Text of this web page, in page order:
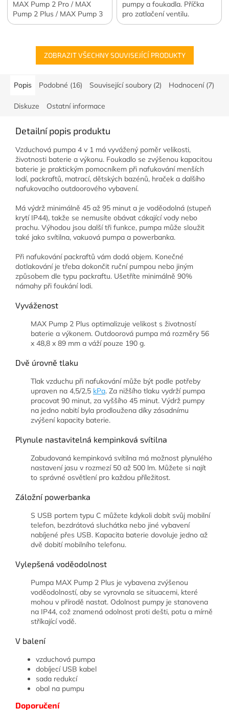
MAX Pump 2 Pro / MAX
Pump 2 Plus / MAX Pump 3
/ TINY Pump 2X / TINY
jednom místě....
pumpy a foukadla. Příčka
pro zatlačení ventilu.
Vhodné pro push-push
ZOBRAZIT VŠECHNY SOUVISEJÍCÍ PRODUKTY
Popis Podobné (16) Související soubory (2) Hodnocení (7)
Diskuze Ostatní informace
Detailní popis produktu
Vzduchová pumpa 4 v 1 má vyvážený poměr velikosti,
životnosti baterie a výkonu. Foukadlo se zvýšenou kapacitou
baterie je praktickým pomocníkem při nafukování menších
lodí, packraftů, matrací, dětských bazénů, hraček a dalšího
nafukovacího outdoorového vybavení.
Má výdrž minimálně 45 až 95 minut a je voděodolná (stupeň
krytí IP44), takže se nemusíte obávat cákající vody nebo
prachu. Výhodou jsou další tři funkce, pumpa může sloužit
také jako svítilna, vakuová pumpa a powerbanka.
Při nafukování packraftů vám dodá objem. Konečné
dotlakování je třeba dokončit ruční pumpou nebo jiným
způsobem dle typu packraftu. Ušetříte minimálně 90%
námahy při foukání lodi.
Vyváženost
MAX Pump 2 Plus optimalizuje velikost s životností
baterie a výkonem. Outdoorová pumpa má rozměry 56
x 48,8 x 89 mm a váží pouze 190 g.
Dvě úrovně tlaku
Tlak vzduchu při nafukování může být podle potřeby
upraven na 4,5/2,5 kPa. Za nižšího tlaku vydrží pumpa
pracovat 90 minut, za vyššího 45 minut. Výdrž pumpy
na jedno nabití byla prodloužena díky zásadnímu
zvýšení kapacity baterie.
Plynule nastavitelná kempinková svítilna
Zabudovaná kempinková svítilna má možnost plynulého
nastavení jasu v rozmezí 50 až 500 lm. Můžete si najít
to správné osvětlení pro každou příležitost.
Záložní powerbanka
S USB portem typu C můžete kdykoli dobít svůj mobilní
telefon, bezdrátová sluchátka nebo jiné vybavení
nabíjené přes USB. Kapacita baterie dovoluje jedno až
dvě dobití mobilního telefonu.
Vylepšená voděodolnost
Pumpa MAX Pump 2 Plus je vybavena zvýšenou
voděodolností, aby se vyrovnala se situacemi, které
mohou v přírodě nastat. Odolnost pumpy je stanovena
na IP44, což znamená odolnost proti dešti, potu a mírně
stříkající vodě.
V balení
vzduchová pumpa
dobíjecí USB kabel
sada redukcí
obal na pumpu
Doporučení